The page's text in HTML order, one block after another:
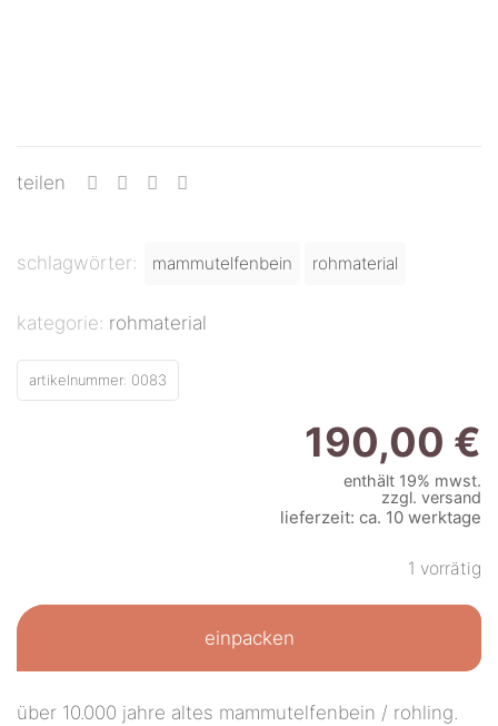
teilen
schlagwörter: mammutelfenbein rohmaterial
kategorie: rohmaterial
artikelnummer: 0083
190,00 €
enthält 19% mwst.
zzgl. versand
lieferzeit: ca. 10 werktage
1 vorrätig
einpacken
über 10.000 jahre altes mammutelfenbein / rohling.